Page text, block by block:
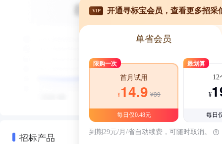
招标产品
VIP 开通寻标宝会员，查看更多招采
单省会员
限购一次
首月试用
¥14.9 ¥39
每日仅0.48元
最划算
12
¥
每日
到期29元/月/省自动续费，可随时取消。